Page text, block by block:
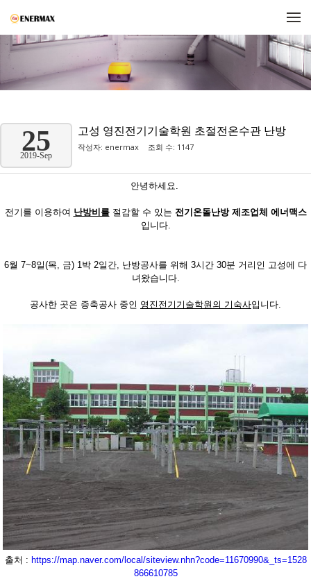
25
2019-Sep
고성 영진전기기술학원 초절전온수관 난방
작성자: enermax 조회 수: 1147
안녕하세요.
전기를 이용하여 난방비를 절감할 수 있는 전기온돌난방 제조업체 에너맥스
입니다.
6월 7~8일(목, 금) 1박 2일간, 난방공사를 위해 3시간 30분 거리인 고성에 다
녀왔습니다.
공사한 곳은 증축공사 중인 영진전기기술학원의 기숙사입니다.
출처 : https://map.naver.com/local/siteview.nhn?code=11670990&_ts=1528
866610785